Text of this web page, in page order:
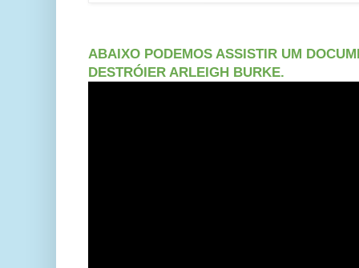
ABAIXO PODEMOS ASSISTIR UM
DESTRÓIER ARLEIGH BURKE.